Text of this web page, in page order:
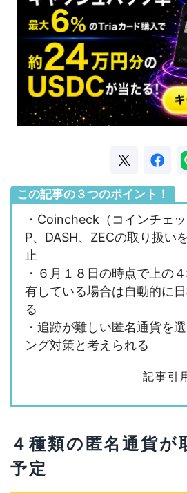
この記事の３つのポイント！
・Coincheck（コインチェ
P、DASH、ZECの取り扱い
止
・６月１８日の時点で上の
有している場合は自動的に
る
・追跡が難しい匿名通貨を
ング対策と考えられる
記事引
４種類の匿名通貨が
予定